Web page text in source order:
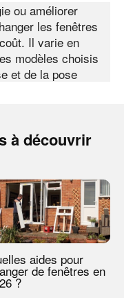
ou améliorer
les fenêtres
Il varie en
modèles choisis
et de la pose
à découvrir
aides pour
de fenêtres en
?